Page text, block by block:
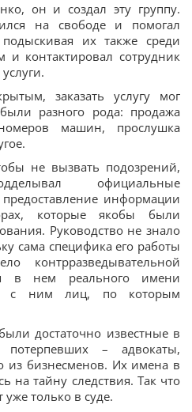
он и создал эту группу.
на свободе и помогал
подыскивая их также среди
контактировал сотрудник
заказать услугу мог
разного рода: продажа
машин, прослушка
не вызвать подозрений,
официальные
информации
которые якобы были
Руководство не знало
сама специфика его работы
контрразведывательной
в нем реального имени
с ним лиц, по которым
достаточно известные в
– адвокаты,
из бизнесменов. Их имена в
на тайну следствия. Так что
только в суде.